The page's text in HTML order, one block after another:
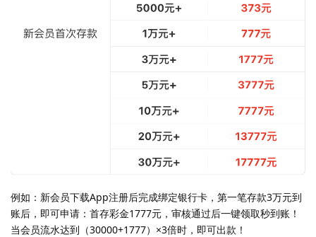
例如：新会员下载App注册后完成绑定银行卡，第一笔存款3万元到
账后，即可申请：首存彩金1777元，审核通过后一键领取秒到账！
当会员流水达到（30000+1777）×3倍时，即可出款！